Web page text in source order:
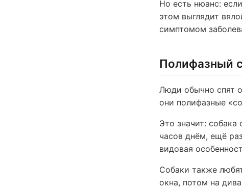
Но есть нюанс:
этом выглядит
симптомом
Полифазный
Люди обычно спят
они полифазные
Это значит:
часов днём, ещё
видовая
Собаки также
окна, потом на